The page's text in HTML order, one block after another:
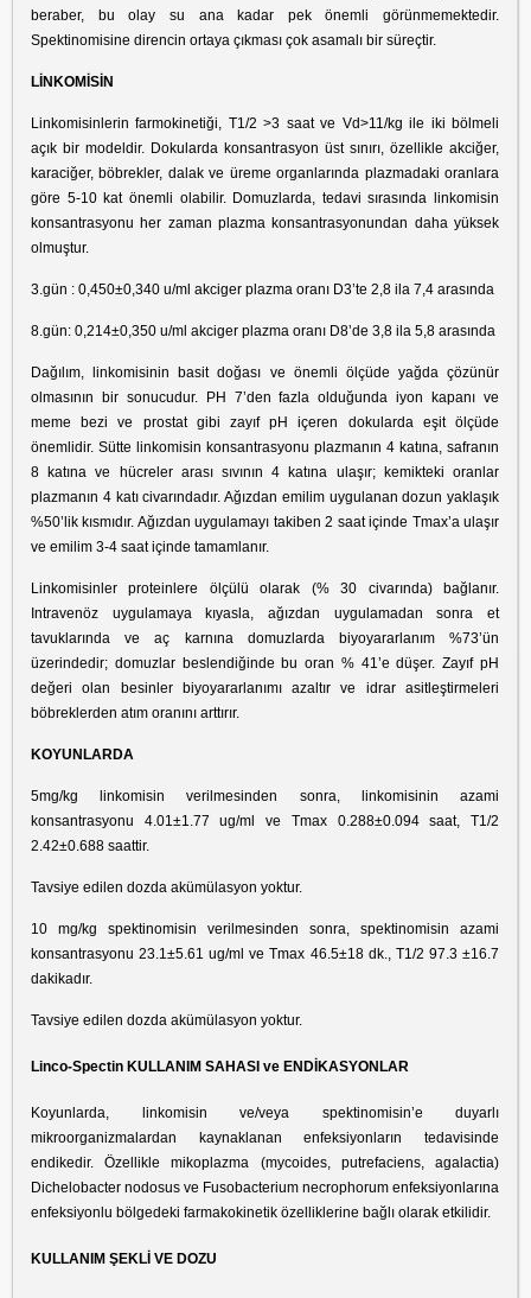
beraber, bu olay su ana kadar pek önemli görünmemektedir.
Spektinomisine direncin ortaya çıkması çok asamalı bir süreçtir.
LİNKOMİSİN
Linkomisinlerin farmokinetiği, T1/2 >3 saat ve Vd>11/kg ile iki bölmeli
açık bir modeldir. Dokularda konsantrasyon üst sınırı, özellikle akciğer,
karaciğer, böbrekler, dalak ve üreme organlarında plazmadaki oranlara
göre 5-10 kat önemli olabilir. Domuzlarda, tedavi sırasında linkomisin
konsantrasyonu her zaman plazma konsantrasyonundan daha yüksek
olmuştur.
3.gün : 0,450±0,340 u/ml akciger plazma oranı D3’te 2,8 ila 7,4 arasında
8.gün: 0,214±0,350 u/ml akciger plazma oranı D8’de 3,8 ila 5,8 arasında
Dağılım, linkomisinin basit doğası ve önemli ölçüde yağda çözünür
olmasının bir sonucudur. PH 7’den fazla olduğunda iyon kapanı ve
meme bezi ve prostat gibi zayıf pH içeren dokularda eşit ölçüde
önemlidir. Sütte linkomisin konsantrasyonu plazmanın 4 katına, safranın
8 katına ve hücreler arası sıvının 4 katına ulaşır; kemikteki oranlar
plazmanın 4 katı civarındadır. Ağızdan emilim uygulanan dozun yaklaşık
%50’lik kısmıdır. Ağızdan uygulamayı takiben 2 saat içinde Tmax’a ulaşır
ve emilim 3-4 saat içinde tamamlanır.
Linkomisinler proteinlere ölçülü olarak (% 30 civarında) bağlanır.
Intravenöz uygulamaya kıyasla, ağızdan uygulamadan sonra et
tavuklarında ve aç karnına domuzlarda biyoyararlanım %73’ün
üzerindedir; domuzlar beslendiğinde bu oran % 41’e düşer. Zayıf pH
değeri olan besinler biyoyararlanımı azaltır ve idrar asitleştirmeleri
böbreklerden atım oranını arttırır.
KOYUNLARDA
5mg/kg linkomisin verilmesinden sonra, linkomisinin azami
konsantrasyonu 4.01±1.77 ug/ml ve Tmax 0.288±0.094 saat, T1/2
2.42±0.688 saattir.
Tavsiye edilen dozda akümülasyon yoktur.
10 mg/kg spektinomisin verilmesinden sonra, spektinomisin azami
konsantrasyonu 23.1±5.61 ug/ml ve Tmax 46.5±18 dk., T1/2 97.3 ±16.7
dakikadır.
Tavsiye edilen dozda akümülasyon yoktur.
Linco-Spectin KULLANIM SAHASI ve ENDİKASYONLAR
Koyunlarda, linkomisin ve/veya spektinomisin’e duyarlı
mikroorganizmalardan kaynaklanan enfeksiyonların tedavisinde
endikedir. Özellikle mikoplazma (mycoides, putrefaciens, agalactia)
Dichelobacter nodosus ve Fusobacterium necrophorum enfeksiyonlarına
enfeksiyonlu bölgedeki farmakokinetik özelliklerine bağlı olarak etkilidir.
KULLANIM ŞEKLİ VE DOZU